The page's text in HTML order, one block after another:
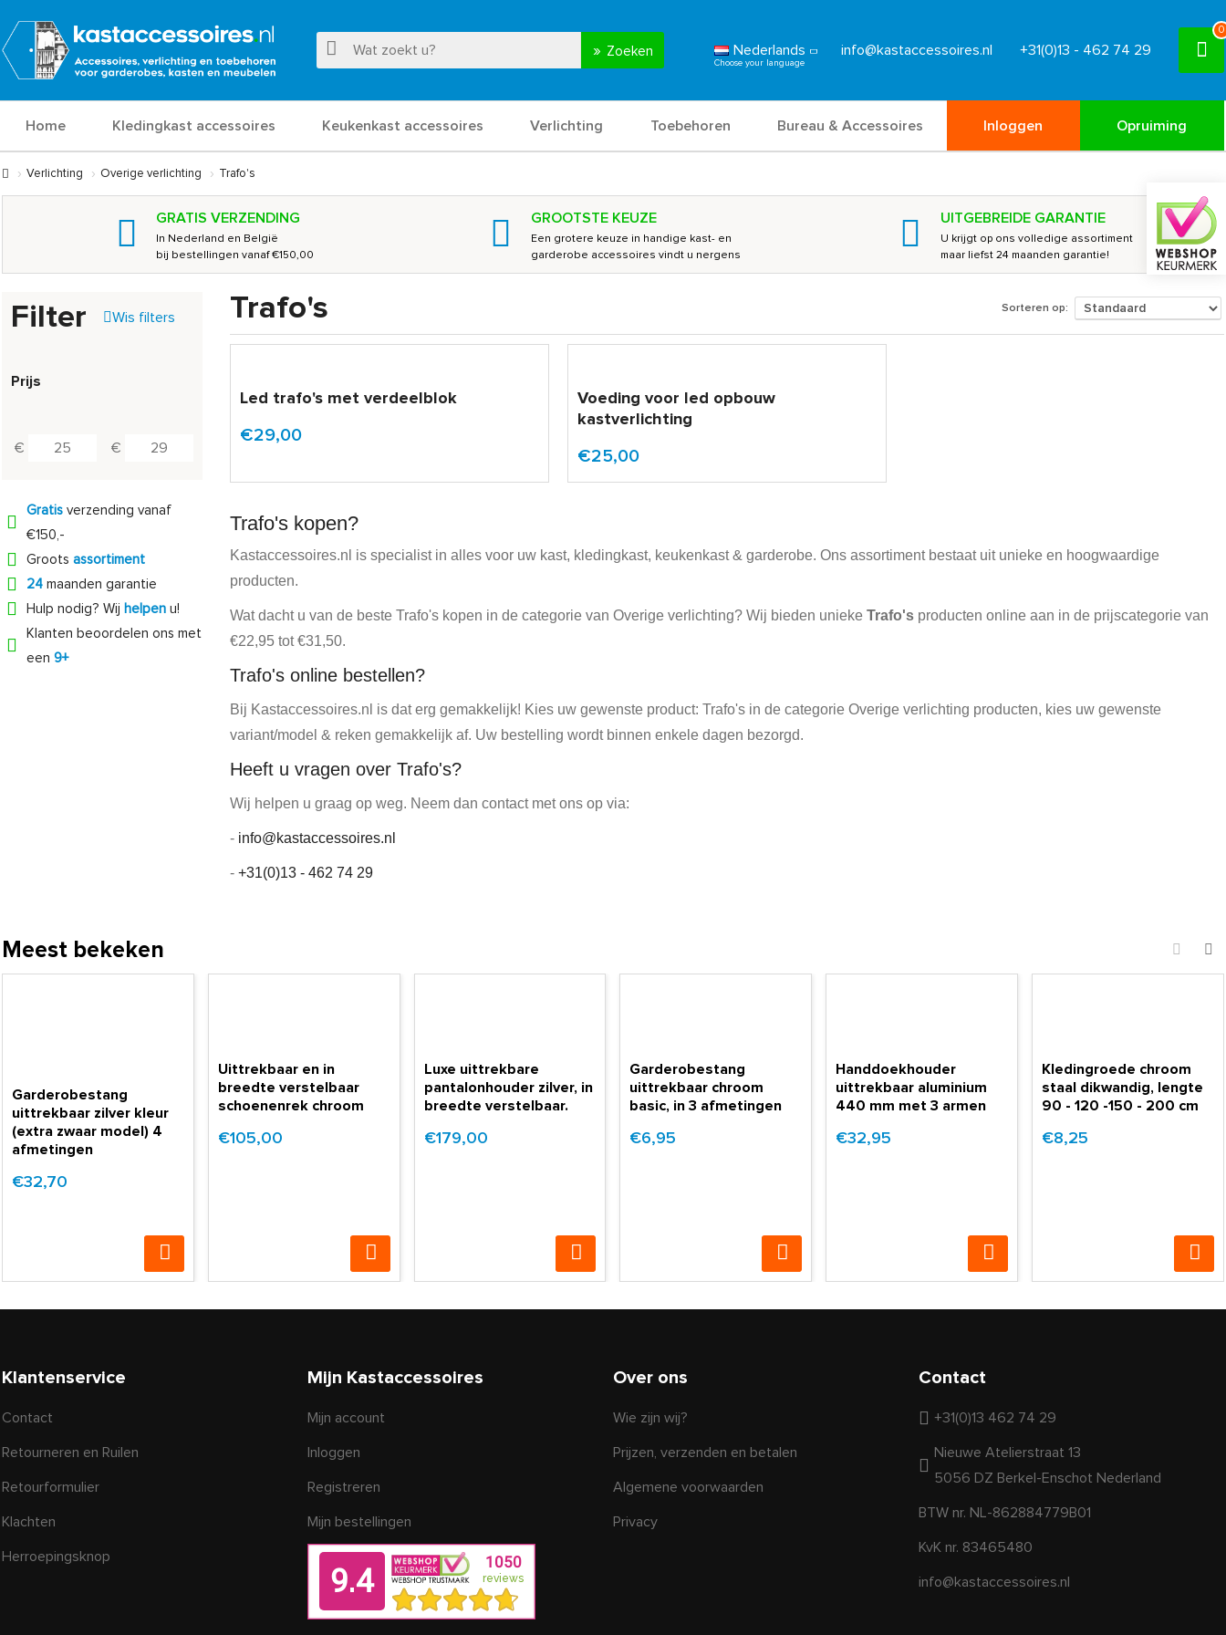
Zoeken Nederlands info@kastaccessoires.nl +31(0)13 - 462 74 29
0
Home Kledingkast accessoires Keukenkast accessoires Verlichting Toebehoren Bureau & Accessoires Inloggen Opruiming
Verlichting Overige verlichting Trafo's
GRATIS VERZENDING
In Nederland en België
bij bestellingen vanaf €150,00
GROOTSTE KEUZE
Een grotere keuze in handige kast- en
garderobe accessoires vindt u nergens
UITGEBREIDE GARANTIE
U krijgt op ons volledige assortiment
maar liefst 24 maanden garantie!
Filter Wis filters
Prijs
€ €
Gratis verzending vanaf
€150,-
Groots assortiment
24 maanden garantie
Hulp nodig? Wij helpen u!
Klanten beoordelen ons met
een 9+
Trafo's
Trafo's kopen?
Kastaccessoires.nl is specialist in alles voor uw kast, kledingkast, keukenkast & garderobe. Ons assortiment bestaat uit unieke en hoogwaardige
producten.
Wat dacht u van de beste Trafo's kopen in de categorie van Overige verlichting? Wij bieden unieke Trafo's producten online aan in de prijscategorie van
€22,95 tot €31,50.
Trafo's online bestellen?
Bij Kastaccessoires.nl is dat erg gemakkelijk! Kies uw gewenste product: Trafo's in de categorie Overige verlichting producten, kies uw gewenste
variant/model & reken gemakkelijk af. Uw bestelling wordt binnen enkele dagen bezorgd.
Heeft u vragen over Trafo's?
Wij helpen u graag op weg. Neem dan contact met ons op via:
- info@kastaccessoires.nl
- +31(0)13 - 462 74 29
Sorteren op:
Led trafo's met verdeelblok
€29,00
Voeding voor led opbouw
kastverlichting
€25,00
Meest bekeken
Garderobestang
uittrekbaar zilver kleur
(extra zwaar model) 4
afmetingen
€32,70
Uittrekbaar en in
breedte verstelbaar
schoenenrek chroom
€105,00
Luxe uittrekbare
pantalonhouder zilver, in
breedte verstelbaar.
€179,00
Garderobestang
uittrekbaar chroom
basic, in 3 afmetingen
€6,95
Handdoekhouder
uittrekbaar aluminium
440 mm met 3 armen
€32,95
Kledingroede chroom
staal dikwandig, lengte
90 - 120 -150 - 200 cm
€8,25
Klantenservice
Contact
Retourneren en Ruilen
Retourformulier
Klachten
Herroepingsknop
Mijn Kastaccessoires
Mijn account
Inloggen
Registreren
Mijn bestellingen
Over ons
Wie zijn wij?
Prijzen, verzenden en betalen
Algemene voorwaarden
Privacy
Contact
+31(0)13 462 74 29
Nieuwe Atelierstraat 13
5056 DZ Berkel-Enschot Nederland
BTW nr. NL-862884779B01
KvK nr. 83465480
info@kastaccessoires.nl